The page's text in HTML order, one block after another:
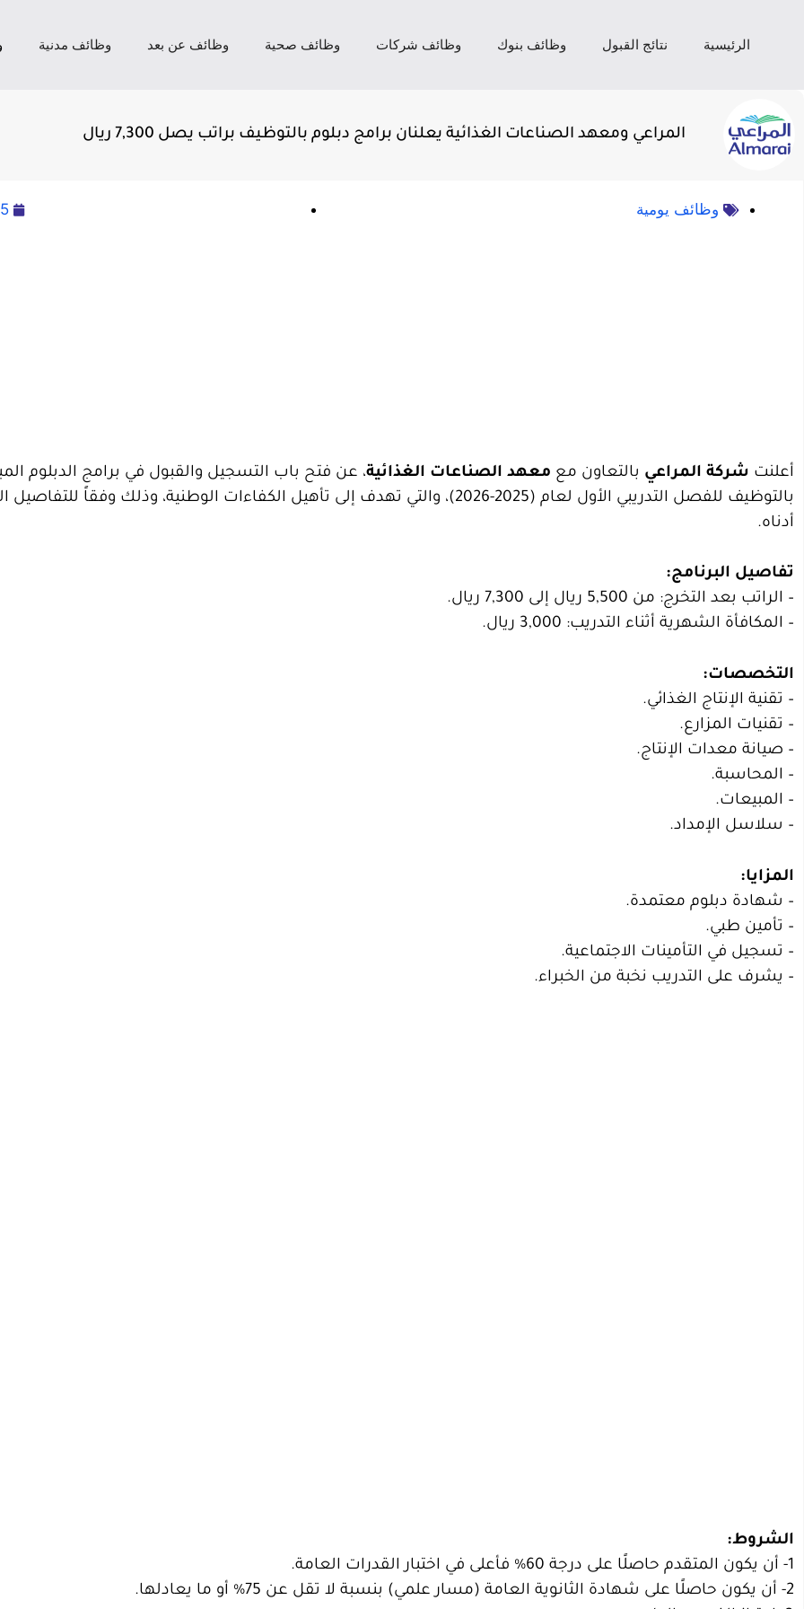
الرئيسية نتائج القبول وظائف بنوك وظائف شركات وظائف صحية وظائف عن بعد وظائف مدنية
المراعي ومعهد الصناعات الغذائية يعلنان برامج دبلوم بالتوظيف براتب يصل 7,300 ريال
وظائف يومية
أعلنت شركة المراعي بالتعاون مع معهد الصناعات الغذائية، عن فتح باب التسجيل والقبول في برامج الدبلوم
بالتوظيف للفصل التدريبي الأول لعام (2025-2026)، والتي تهدف إلى تأهيل الكفاءات الوطنية، وذلك وفقاً
أدناه.
تفاصيل البرنامج:
– الراتب بعد التخرج: من 5,500 ريال إلى 7,300 ريال.
– المكافأة الشهرية أثناء التدريب: 3,000 ريال.
التخصصات:
– تقنية الإنتاج الغذائي.
– تقنيات المزارع.
– صيانة معدات الإنتاج.
– المحاسبة.
– المبيعات.
– سلاسل الإمداد.
المزايا:
– شهادة دبلوم معتمدة.
– تأمين طبي.
– تسجيل في التأمينات الاجتماعية.
– يشرف على التدريب نخبة من الخبراء.
الشروط:
1- أن يكون المتقدم حاصلًا على درجة 60% فأعلى في اختبار القدرات العامة.
2- أن يكون حاصلًا على شهادة الثانوية العامة (مسار علمي) بنسبة لا تقل عن 75% أو ما يعادلها.